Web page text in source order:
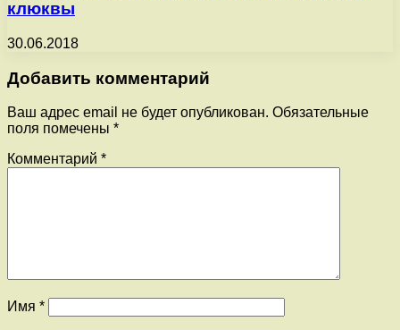
клюквы
30.06.2018
Добавить комментарий
Ваш адрес email не будет опубликован. Обязательные
поля помечены *
Комментарий *
Имя *